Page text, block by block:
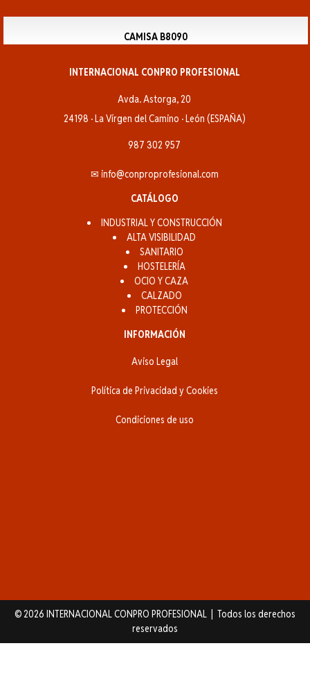
CAMISA B8090
INTERNACIONAL CONPRO PROFESIONAL
Avda. Astorga, 20
24198 · La Vírgen del Camino · León (ESPAÑA)
987 302 957
✉ info@conproprofesional.com
CATÁLOGO
INDUSTRIAL Y CONSTRUCCIÓN
ALTA VISIBILIDAD
SANITARIO
HOSTELERÍA
OCIO Y CAZA
CALZADO
PROTECCIÓN
INFORMACIÓN
Aviso Legal
Política de Privacidad y Cookies
Condiciones de uso
© 2026 INTERNACIONAL CONPRO PROFESIONAL | Todos los derechos
reservados